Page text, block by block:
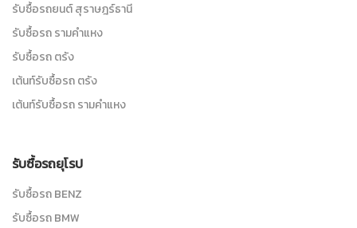
รับซื้อรถยนต์ สุราษฎร์ธานี
รับซื้อรถ รามคำแหง
รับซื้อรถ ตรัง
เต้นท์รับซื้อรถ ตรัง
เต้นท์รับซื้อรถ รามคำแหง
รับซื้อรถยุโรป
รับซื้อรถ BENZ
รับซื้อรถ BMW